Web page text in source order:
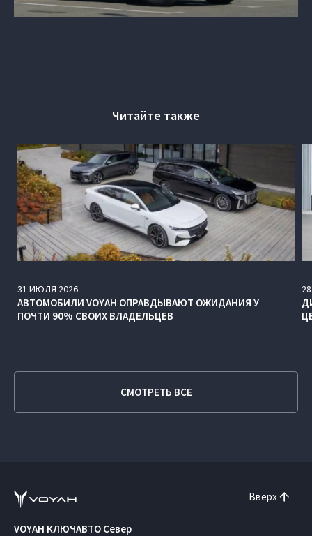
Читайте также
31 ИЮЛЯ 2026
АВТОМОБИЛИ VOYAH ОПРАВДЫВАЮТ ОЖИДАНИЯ У
ПОЧТИ 90% СВОИХ ВЛАДЕЛЬЦЕВ
28
СМОТРЕТЬ ВСЕ
Вверх
VOYAH КЛЮЧАВТО Север